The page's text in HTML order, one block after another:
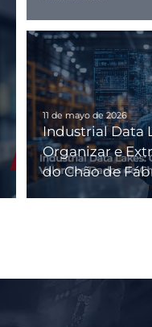
11 de mayo de 2026
Industrial Data
Organizar e
do Chão de